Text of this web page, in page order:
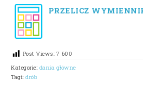
PRZELICZ
Post Views: 7 600
Kategorie: dania główne
Tagi:drób